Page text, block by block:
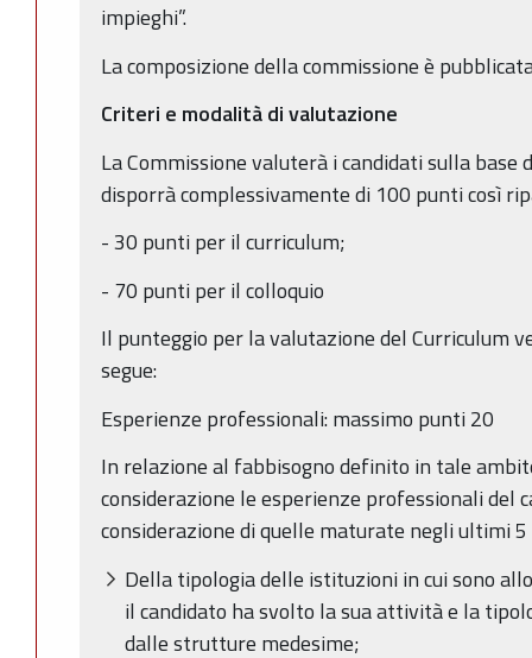
impieghi”.
La composizione della commissione è
Criteri e modalità di valutazione
La Commissione valuterà i candidati sulla base
disporrà complessivamente di 100 punti così
- 30 punti per il curriculum;
- 70 punti per il colloquio
Il punteggio per la valutazione del Curriculum
segue:
Esperienze professionali: massimo punti 20
In relazione al fabbisogno definito in tale
considerazione le esperienze professionali del
considerazione di quelle maturate negli ultimi
Della tipologia delle istituzioni in cui sono
il candidato ha svolto la sua attività e la
dalle strutture medesime;